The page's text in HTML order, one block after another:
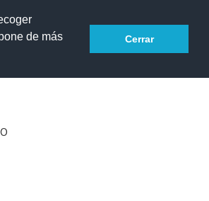
de más
Cerrar
Accesibilidad